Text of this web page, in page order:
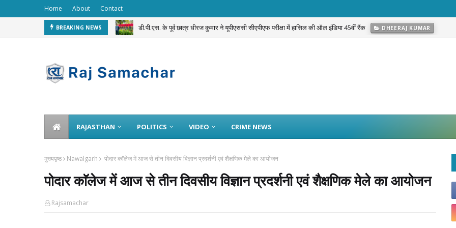
Home About Contact
BREAKING NEWS
डी.पी.एस. के पूर्व छात्र धीरज कुमार ने यूपीएससी सीएपीएफ परीक्षा में हासिल की ऑल इंडिया 45वीं रैंक DHEERAJ KUMAR
सवाई माधोपुर पुलिस का अनूठा ‘Drug Warrior Campaign’: नफरत नहीं, Love और अपनत्व से नशे के खिलाफ सामाजिक मुहिम
RAJASTHAN POLITICS VIDEO CRIME NEWS
मुख्यपृष्ठ Nawalgarh पोदार काॅलेज में आज से तीन दिवसीय विज्ञान प्रदर्शनी एवं शैक्षणिक मेले का आयोजन
पोदार काॅलेज में आज से तीन दिवसीय विज्ञान प्रदर्शनी एवं शैक्षणिक मेले का आयोजन
Rajsamachar